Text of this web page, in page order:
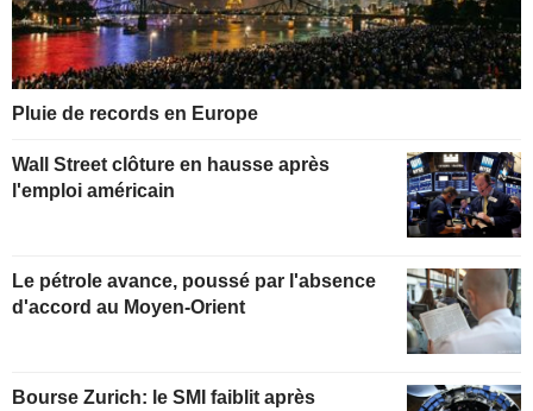
Pluie de records en Europe
Wall Street clôture en hausse après
l'emploi américain
Le pétrole avance, poussé par l'absence
d'accord au Moyen-Orient
Bourse Zurich: le SMI faiblit après